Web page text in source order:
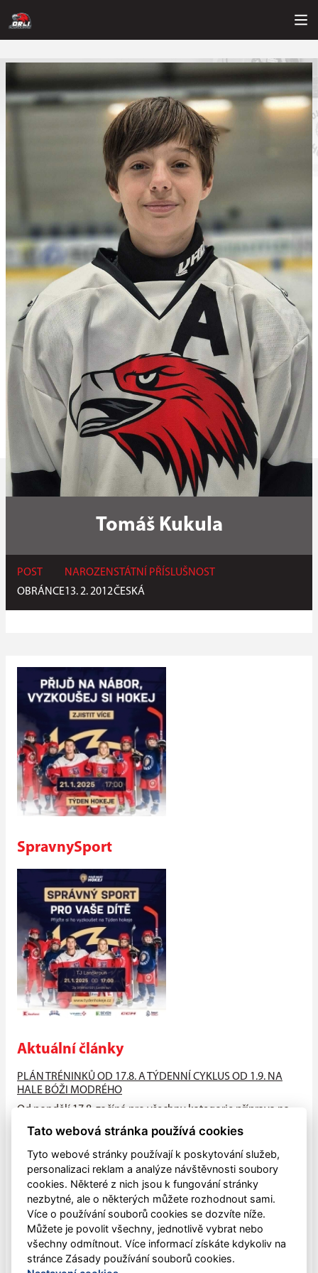
Tomáš Kukula
POST
OBRÁNCE
NAROZEN
13. 2. 2012
STÁTNÍ PŘÍSLUŠNOST
ČESKÁ
SpravnySport
Aktuální články
PLÁN TRÉNINKŮ OD 17.8. A TÝDENNÍ CYKLUS OD 1.9. NA
HALE BÓŽI MODRÉHO
Od pondělí 17.8. začíná pro všechny kategorie příprava na
suchu (HALA - atleťák, hřiště), od neděle 23.8. na ledě na
hale Bóži...
PŘIJĎTE MEZI NÁS!!
V pondělí 4.května zahájily všechny naše mládežnické
kategorie letní přípravu na sezónu 2026-2027, která bude
ukončena letním...
Dětský sportovní den
V sobotu 30. května mohli opět lanškrounské děti oslavit
Tato webová stránka používá cookies
Tyto webové stránky používají k poskytování služeb,
personalizaci reklam a analýze návštěvnosti soubory
cookies. Některé z nich jsou k fungování stránky
nezbytné, ale o některých můžete rozhodnout sami.
Více o používání souborů cookies se dozvíte níže.
Můžete je povolit všechny, jednotlivě vybrat nebo
všechny odmítnout. Více informací získáte kdykoliv na
stránce Zásady používání souborů cookies.